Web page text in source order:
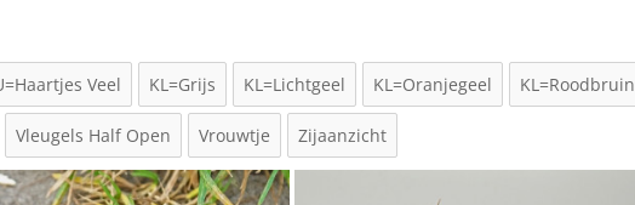
Veel KL=Grijs KL=Lichtgeel KL=Oranjegeel KL=Roodbruin
Vleugels Half Open Vrouwtje Zijaanzicht